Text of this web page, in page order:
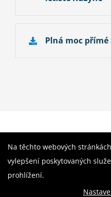
Plná moc
+420
Na těchto webových
vylepšení poskytovaných
prohlížení.